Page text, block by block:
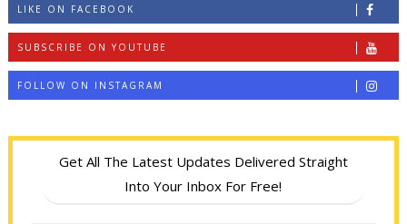
LIKE ON FACEBOOK
SUBSCRIBE ON YOUTUBE
FOLLOW ON INSTAGRAM
Get All The Latest Updates Delivered Straight
Into Your Inbox For Free!